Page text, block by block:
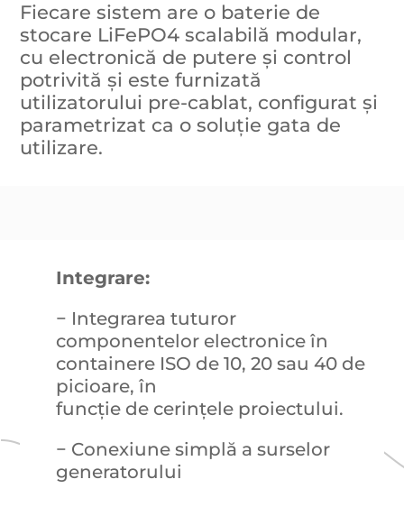
Fiecare sistem are o baterie de
stocare LiFePO4 scalabilă modular,
cu electronică de putere și control
potrivită și este furnizată
utilizatorului pre-cablat, configurat și
parametrizat ca o soluție gata de
utilizare.
Integrare:
− Integrarea tuturor
componentelor electronice în
containere ISO de 10, 20 sau 40 de
picioare, în
funcție de cerințele proiectului.
− Conexiune simplă a surselor
generatorului